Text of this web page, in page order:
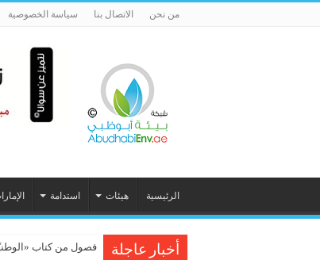
من نحن الاتصال بنا سياسة الخصوصية
الرئيسية هيئات استدامة
أخبار عاجلة فصول من كتاب «الوطنيّة